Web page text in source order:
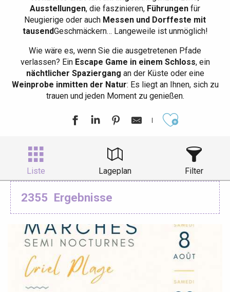
Ausstellungen, die faszinieren, Führungen für
Neugierige oder auch Messen und Dorffeste mit
tausendGeschmäckern… Langeweile ist unmöglich!
Wie wäre es, wenn Sie die ausgetretenen Pfade
verlassen? EinEscape Game in einem Schloss, ein
nächtlicher Spaziergang an der Küste oder eine
Weinprobe inmitten der Natur: Es liegt an Ihnen, sich zu
trauen und jeden Moment zu genießen.
Liste Lageplan Filter
2355 Ergebnisse